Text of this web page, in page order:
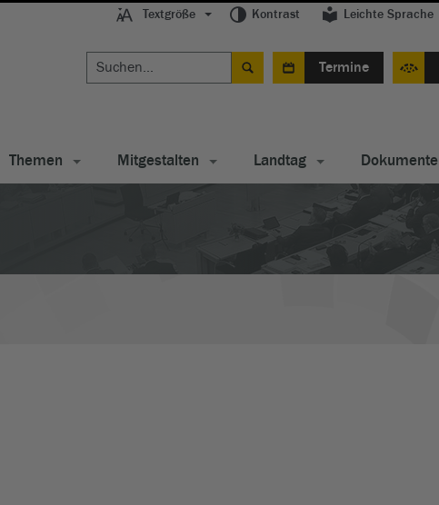
Textgröße Kontrast Leichte Sprache
Termine
Themen Mitgestalten Landtag Dokumente